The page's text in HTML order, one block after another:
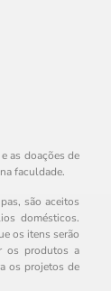
as doações de
faculdade.
são aceitos
domésticos.
os itens serão
os produtos a
os projetos de